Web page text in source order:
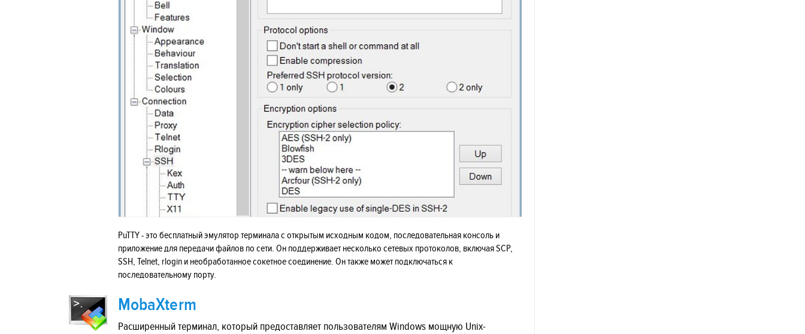
PuTTY - это бесплатный эмулятор терминала с открытым исходным кодом, последовательная консоль и
приложение для передачи файлов по сети. Он поддерживает несколько сетевых протоколов, включая SCP,
SSH, Telnet, rlogin и необработанное сокетное соединение. Он также может подключаться к
последовательному порту.
MobaXterm
Расширенный терминал, который предоставляет пользователям Windows мощную Unix-